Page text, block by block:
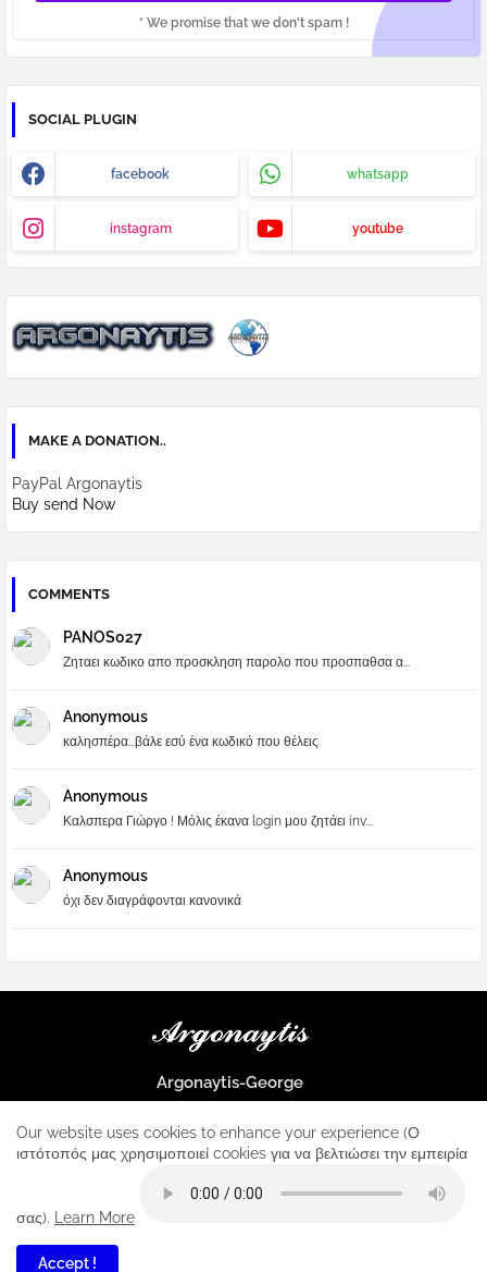
* We promise that we don't spam !
SOCIAL PLUGIN
facebook whatsapp
instagram youtube
MAKE A DONATION..
PayPal Argonaytis
Buy send Now
COMMENTS
PANOS027
Ζηταει κωδικο απο προσκληση παρολο που προσπαθσα α...
Anonymous
καλησπέρα...βάλε εσύ ένα κωδικό που θέλεις
Anonymous
Καλσπερα Γιώργο ! Μόλις έκανα login μου ζητάει inv...
Anonymous
όχι δεν διαγράφονται κανονικά
Argonaytis-George
μοναδικός σταθμός για κάθε iphone
All Right Reserved Copyright ...
Home
Our website uses cookies to enhance your experience (Ο
ιστότοπός μας χρησιμοποιεί cookies για να βελτιώσει την εμπειρία
σας). Learn More
Accept !